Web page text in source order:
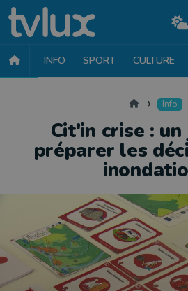
INFO SPORT CULTURE
Accueil Info
Cit'in crise :
préparer les